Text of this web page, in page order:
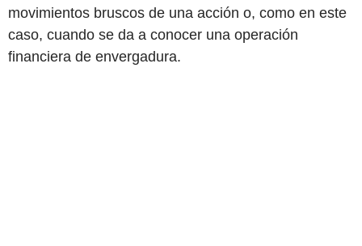
movimientos bruscos de una acción o, como en este
caso, cuando se da a conocer una operación
financiera de envergadura.